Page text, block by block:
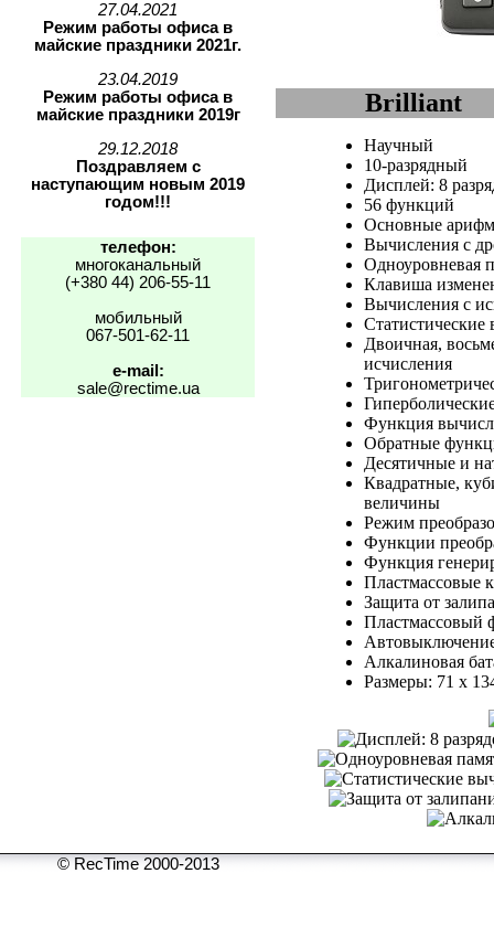
27.04.2021
Режим работы офиса в
майские праздники 2021г.
23.04.2019
Режим работы офиса в
майские праздники 2019г
29.12.2018
Поздравляем с
наступающим новым 2019
годом!!!
телефон:
многоканальный
(+380 44) 206-55-11
мобильный
067-501-62-11
e-mail:
sale@rectime.ua
Brilliant
Научный
10-разрядный
Дисплей: 8
56 функций
Основные
Вычисления с
Одноуровневая
Клавиша
Вычисления с
Статистические
Двоичная,
исчисления
Функция
Обратные
Десятичные и
Квадратные,
величины
Режим
Функции
Функция
Пластмассовые
Защита от
Пластмассовый
Алкалиновая
Размеры: 71 x
© RecTime 2000-2013